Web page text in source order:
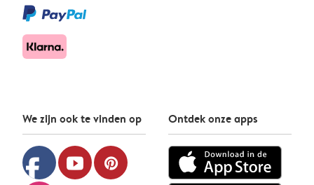
We zijn ook te vinden op
facebook youtube pinterest
Ontdek onze apps